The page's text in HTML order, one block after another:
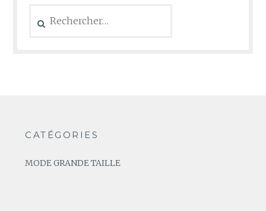
CATÉGORIES
MODE GRANDE TAILLE